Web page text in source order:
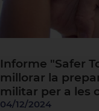
Informe "Safer
millorar la
militar per a les
04/12/2024